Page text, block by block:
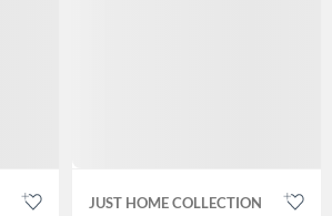
JUST HOME COLLECTION